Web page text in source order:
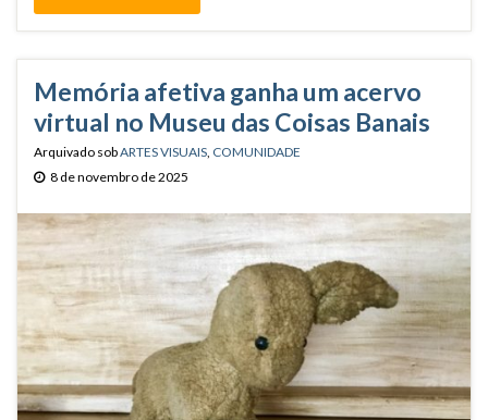
Memória afetiva ganha um acervo
virtual no Museu das Coisas Banais
Arquivado sobARTES VISUAIS COMUNIDADE
8 de novembro de 2025